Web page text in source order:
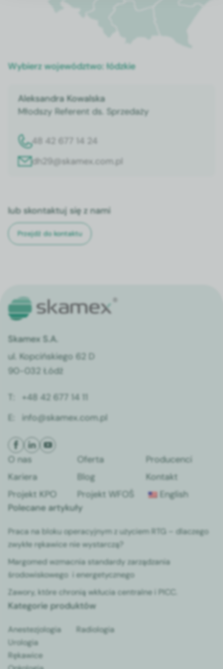
Wybierz województwo:łódzkie
Aleksandra Kowalska
Młodszy Referent ds. Sprzedaży
48 42 677 14 24
dh29@skamex.com.pl
lub skontaktuj się z nami
Przejdź do kontaktu
Skamex S.A.
ul. Kopcińskiego 62 D
90-032 Łódź
T:
+48 42 677 14 11
E:
info@skamex.com.pl
O nas Oferta
Producenci
Kariera
Blog
Kontakt
Projekt KPO
Projekt WFOŚ
English
Polecane artykuły
Praca na bloku operacyjnym z użyciem RTG – dlaczego
zwykłe rękawice nie wystarczą?
Margomed wzmacnia standardy zarządzania
środowiskowego i energetycznego
Zawory, które chronią wkłucia centralne i PICC.
Kategorie produktów
Anestezjologia
Urologia
Rękawice
Radiologia